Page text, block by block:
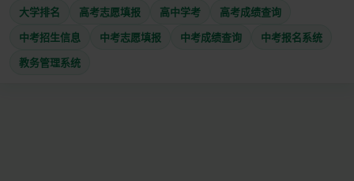
大学排名 高考志愿填报 高中学考 高考成绩查询
中考招生信息 中考志愿填报 中考成绩查询 中考报名系统
教务管理系统